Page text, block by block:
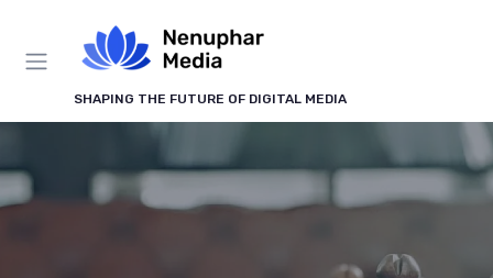
SHAPING THE FUTURE OF DIGITAL MEDIA